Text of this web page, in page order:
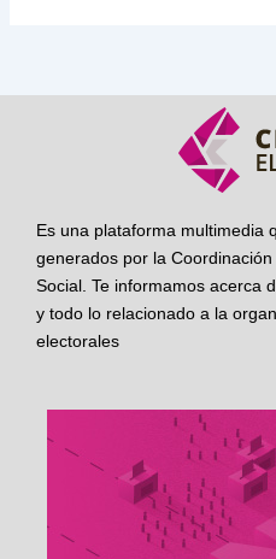
Es una plataforma multimedia
generados por la
Social. Te informamos acerca
y todo lo relacionado a la
electorales